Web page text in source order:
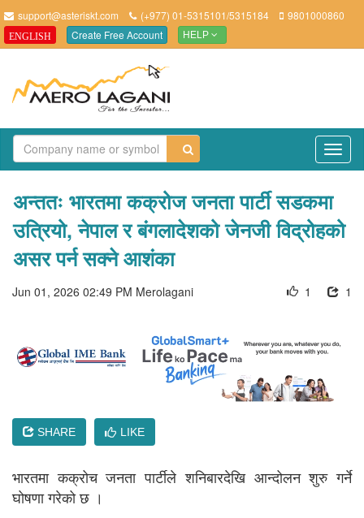
support@asteriskt.com (+977) 01-5315101/5315184 9801000860
ENGLISH Create Free Account HELP
अन्ततः भारतमा कक्रोज जनता पार्टी सडकमा
उत्रियो, नेपाल र बंगलादेशको जेनजी विद्रोहको
असर पर्न सक्ने आशंका
Jun 01, 2026 02:49 PM Merolagani 1
1
SHARE LIKE
भारतमा कक्रोच जनता पार्टीले शनिबारदेखि आन्दोलन शुरु गर्ने
घोषणा गरेको छ ।